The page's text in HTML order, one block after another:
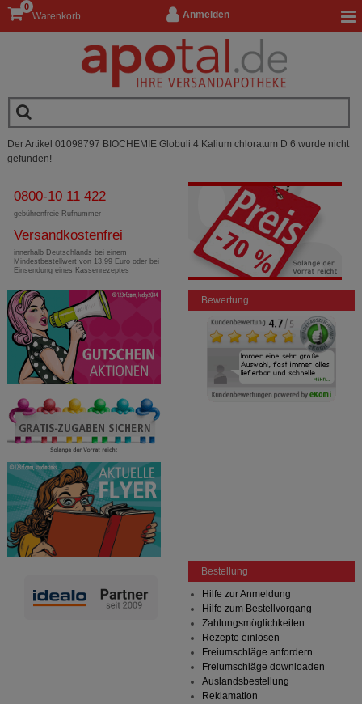
Anmelden
Warenkorb
0
Der Artikel 01098797 BIOCHEMIE Globuli 4 Kalium chloratum D 6 wurde nicht
gefunden!
0800-10 11 422
gebührenfreie Rufnummer
Versandkostenfrei
innerhalb Deutschlands bei einem
Mindestbestellwert von 13,99 Euro oder bei
Einsendung eines Kassenrezeptes
Bewertung
Bestellung
Hilfe zur Anmeldung
Hilfe zum Bestellvorgang
Zahlungsmöglichkeiten
Rezepte einlösen
Freiumschläge anfordern
Freiumschläge downloaden
Auslandsbestellung
Reklamation